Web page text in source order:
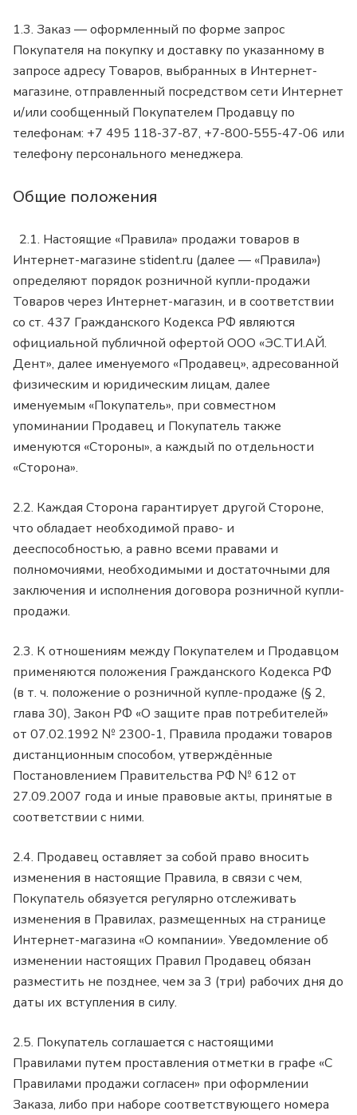
1.3. Заказ — оформленный по форме запрос
Покупателя на покупку и доставку по указанному в
запросе адресу Товаров, выбранных в Интернет-
магазине, отправленный посредством сети Интернет
и/или сообщенный Покупателем Продавцу по
телефонам: +7 495 118-37-87, +7-800-555-47-06 или
телефону персонального менеджера.
Общие положения
2.1. Настоящие «Правила» продажи товаров в
Интернет-магазине stident.ru (далее — «Правила»)
определяют порядок розничной купли-продажи
Товаров через Интернет-магазин, и в соответствии
со ст. 437 Гражданского Кодекса РФ являются
официальной публичной офертой ООО «ЭС.ТИ.АЙ.
Дент», далее именуемого «Продавец», адресованной
физическим и юридическим лицам, далее
именуемым «Покупатель», при совместном
упоминании Продавец и Покупатель также
именуются «Стороны», а каждый по отдельности
«Сторона».
2.2. Каждая Сторона гарантирует другой Стороне,
что обладает необходимой право- и
дееспособностью, а равно всеми правами и
полномочиями, необходимыми и достаточными для
заключения и исполнения договора розничной купли-
продажи.
2.3. К отношениям между Покупателем и Продавцом
применяются положения Гражданского Кодекса РФ
(в т. ч. положение о розничной купле-продаже (§ 2,
глава 30), Закон РФ «О защите прав потребителей»
от 07.02.1992 № 2300-1, Правила продажи товаров
дистанционным способом, утверждённые
Постановлением Правительства РФ № 612 от
27.09.2007 года и иные правовые акты, принятые в
соответствии с ними.
2.4. Продавец оставляет за собой право вносить
изменения в настоящие Правила, в связи с чем,
Покупатель обязуется регулярно отслеживать
изменения в Правилах, размещенных на странице
Интернет-магазина «О компании». Уведомление об
изменении настоящих Правил Продавец обязан
разместить не позднее, чем за 3 (три) рабочих дня до
даты их вступления в силу.
2.5. Покупатель соглашается с настоящими
Правилами путем проставления отметки в графе «С
Правилами продажи согласен» при оформлении
Заказа, либо при наборе соответствующего номера